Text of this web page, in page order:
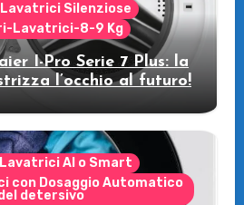
Lavatrici Silenziose
Lavatrici-8-9 Kg
I-Pro Serie 7 Plus: la
l’occhio al futuro!
AI o Smart
con Dosaggio Automatico
detersivo